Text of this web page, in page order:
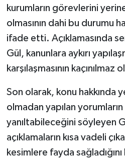
kurumların görevlerini
olmasının dahi bu durumu
ifade etti. Açıklamasında
Gül, kanunlara aykırı
karşılaşmasının
Son olarak, konu hakkında
olmadan yapılan
yanıltabileceğini söyleyen
açıklamaların kısa vadeli
kesimlere fayda